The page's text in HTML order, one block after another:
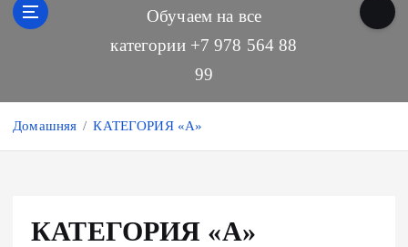
Обучаем на все
категории +7 978 564 88
99
Домашняя КАТЕГОРИЯ «А»
КАТЕГОРИЯ «А»